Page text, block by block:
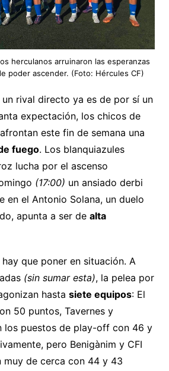
herculanos arruinaron las esperanzas
poder ascender. (Foto: Hércules CF)
rival directo ya es de por sí un
expectación, los chicos de
este fin de semana una
fuego. Los blanquiazules
lucha por el ascenso
(17:00) un ansiado derbi
en el Antonio Solana, un duelo
apunta a ser de alta
que poner en situación. A
(sin sumar esta), la pelea por
hasta siete equipos: El
50 puntos, Tavernes y
los puestos de play-off con 46 y
pero Benigànim y CFI
muy de cerca con 44 y 43